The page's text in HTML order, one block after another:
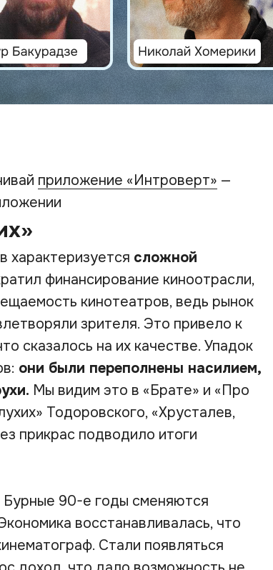
приложение «Интроверт» —
характеризуется сложной
финансирование киноотрасли,
кинотеатров, ведь рынок
зрителя. Это привело к
сказалось на их качестве. Упадок
они были переполнены насилием,
Мы видим это в «Брате» и «Про
Тодоровского, «Хрусталев,
прикрас подводило итоги
Бурные 90-е годы сменяются
восстанавливалась, что
Стали появляться